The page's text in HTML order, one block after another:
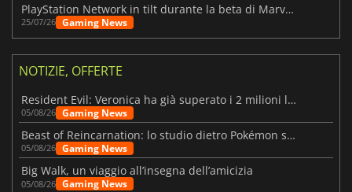
PlayStation Network in tilt durante la beta di Marvel Tōkon
25/07/26 Gaming News
NOTIZIE, OFFERTE
Resident Evil: Veronica ha già superato i 2 milioni liste dei desideri
05/08/26 Gaming News
Beast of Reincarnation: lo studio dietro Pokémon su una nuova strada
05/08/26 Gaming News
Big Walk, un viaggio all’insegna dell’amicizia
05/08/26 Gaming News